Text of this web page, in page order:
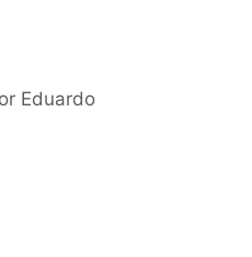
Eduardo